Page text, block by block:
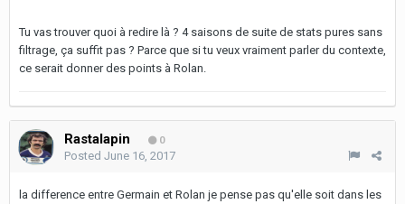
Tu vas trouver quoi à redire là ? 4 saisons de suite de stats pures sans
filtrage, ça suffit pas ? Parce que si tu veux vraiment parler du contexte,
ce serait donner des points à Rolan.
Rastalapin 0
Posted June 16, 2017
la difference entre Germain et Rolan je pense pas qu'elle soit dans les